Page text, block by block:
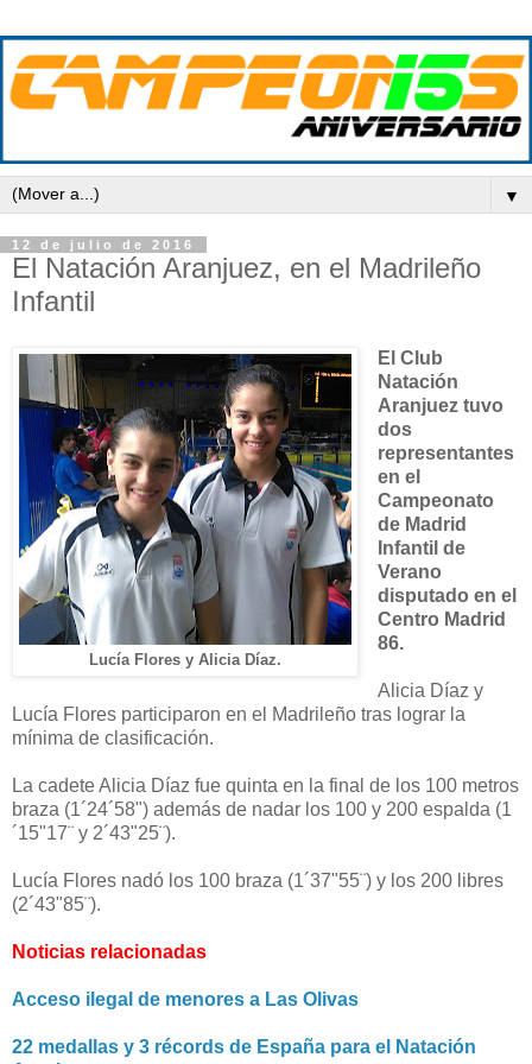
▼
12 de julio de 2016
El Natación Aranjuez, en el Madrileño
Infantil
Lucía Flores y Alicia Díaz.
El Club
Natación
Aranjuez tuvo
dos
representantes
en el
Campeonato
de Madrid
Infantil de
Verano
disputado en el
Centro Madrid
86.
Alicia Díaz y
Lucía Flores participaron en el Madrileño tras lograr la
mínima de clasificación.
La cadete Alicia Díaz fue quinta en la final de los 100 metros
braza (1´24´58") además de nadar los 100 y 200 espalda (1
´15"17¨ y 2´43"25¨).
Lucía Flores nadó los 100 braza (1´37"55¨) y los 200 libres
(2´43"85¨).
Noticias relacionadas
Acceso ilegal de menores a Las Olivas
22 medallas y 3 récords de España para el Natación